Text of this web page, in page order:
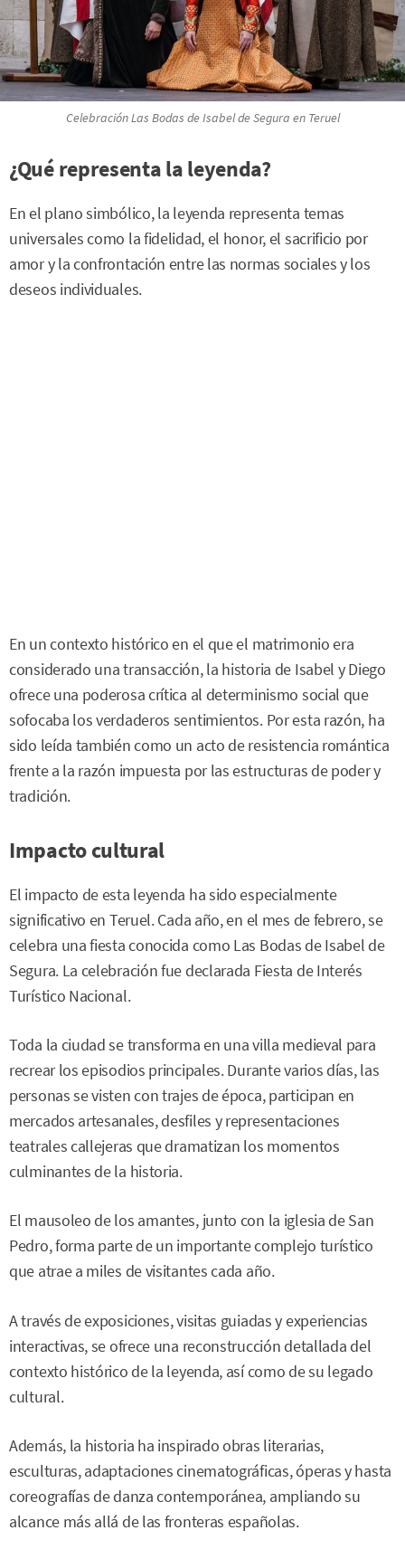
Celebración Las Bodas de Isabel de Segura en Teruel
¿Qué representa la leyenda?
En el plano simbólico, la leyenda representa temas
universales como la fidelidad, el honor, el sacrificio por
amor y la confrontación entre las normas sociales y los
deseos individuales.
En un contexto histórico en el que el matrimonio era
considerado una transacción, la historia de Isabel y Diego
ofrece una poderosa crítica al determinismo social que
sofocaba los verdaderos sentimientos. Por esta razón, ha
sido leída también como un acto de resistencia romántica
frente a la razón impuesta por las estructuras de poder y
tradición.
Impacto cultural
El impacto de esta leyenda ha sido especialmente
significativo en Teruel. Cada año, en el mes de febrero, se
celebra una fiesta conocida como Las Bodas de Isabel de
Segura. La celebración fue declarada Fiesta de Interés
Turístico Nacional.
Toda la ciudad se transforma en una villa medieval para
recrear los episodios principales. Durante varios días, las
personas se visten con trajes de época, participan en
mercados artesanales, desfiles y representaciones
teatrales callejeras que dramatizan los momentos
culminantes de la historia.
El mausoleo de los amantes, junto con la iglesia de San
Pedro, forma parte de un importante complejo turístico
que atrae a miles de visitantes cada año.
A través de exposiciones, visitas guiadas y experiencias
interactivas, se ofrece una reconstrucción detallada del
contexto histórico de la leyenda, así como de su legado
cultural.
Además, la historia ha inspirado obras literarias,
esculturas, adaptaciones cinematográficas, óperas y hasta
coreografías de danza contemporánea, ampliando su
alcance más allá de las fronteras españolas.